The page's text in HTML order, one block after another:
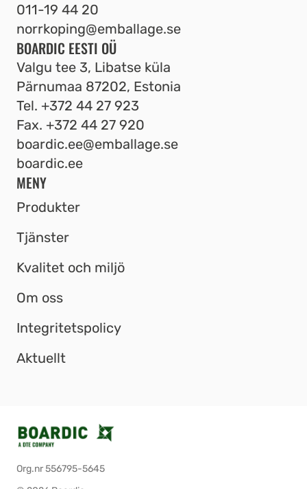
011-19 44 20
norrkoping@emballage.se
BOARDIC EESTI OÜ
Valgu tee 3, Libatse küla
Pärnumaa 87202, Estonia
Tel. +372 44 27 923
Fax. +372 44 27 920
boardic.ee@emballage.se
boardic.ee
MENY
Produkter
Tjänster
Kvalitet och miljö
Om oss
Integritetspolicy
Aktuellt
Org.nr 556795-5645